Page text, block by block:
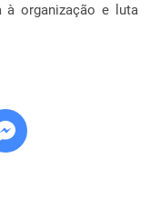
à organização e luta